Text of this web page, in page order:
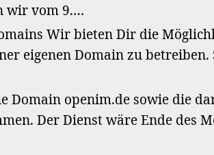
wir vom 9.…
Wir bieten Dir die
eigenen Domain zu betreiben.
Domain openim.de sowie die
Der Dienst wäre Ende des